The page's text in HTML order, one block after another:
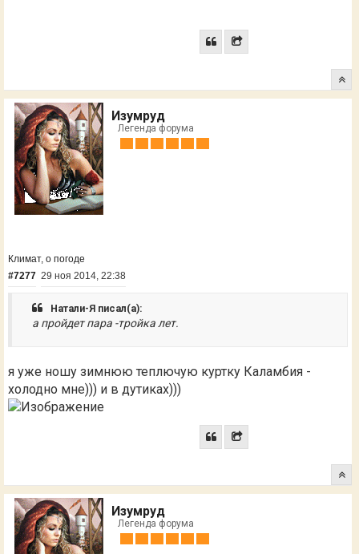
Изумруд
Легенда форума
Климат, о погоде
#7277 29 ноя 2014, 22:38
Натали-Я писал(а):
а пройдет пара -тройка лет.
я уже ношу зимнюю теплючую куртку Каламбия -
холодно мне))) и в дутиках)))
Изумруд
Легенда форума